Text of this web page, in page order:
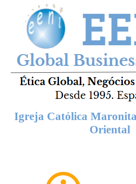
Igreja Católica
Oriental